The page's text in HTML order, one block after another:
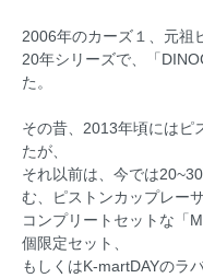
2006年のカーズ１、元祖
20年シリーズで、「
た。
その昔、2013年頃にはピ
たが、
それ以前は、今では
む、ピストンカップレー
コンプリートセットな「
個限定セット、
もしくはK-martDAYのラ